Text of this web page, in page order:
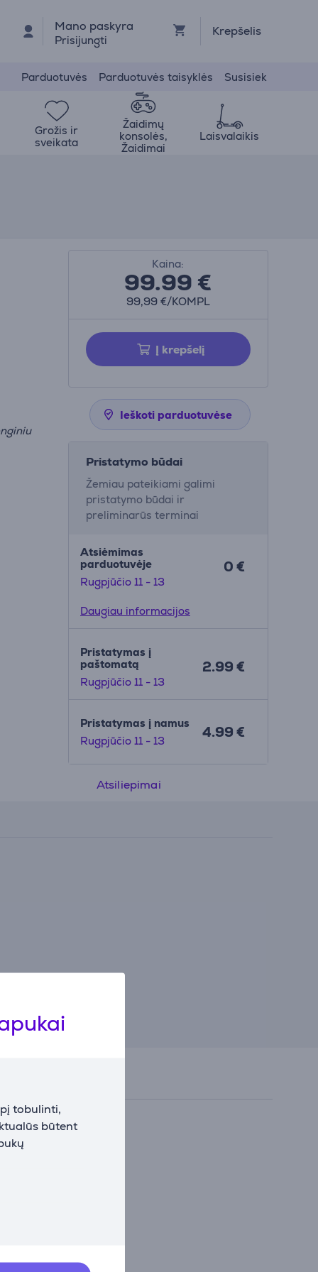
tobulinti,
būtent
Mano paskyra
Prisijungti
Krepšelis
Parduotuvės Parduotuvės taisyklės Susisiek
Grožis ir
sveikata
Žaidimų
konsolės,
Žaidimai
Laisvalaikis
Kaina:
99.99€
99,99 €/KOMPL
Į krepšelį
Ieškoti parduotuvėse
Pristatymo būdai
Žemiau pateikiami galimi
pristatymo būdai ir
preliminarūs terminai
Atsiėmimas
parduotuvėje
Rugpjūčio 11 - 13
0 €
Daugiau informacijos
Pristatymas į
paštomatą
Rugpjūčio 11 - 13
2.99 €
Pristatymas į namus
Rugpjūčio 11 - 13
4.99 €
Atsiliepimai